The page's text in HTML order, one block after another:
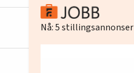
Nå:5stillingsannonser